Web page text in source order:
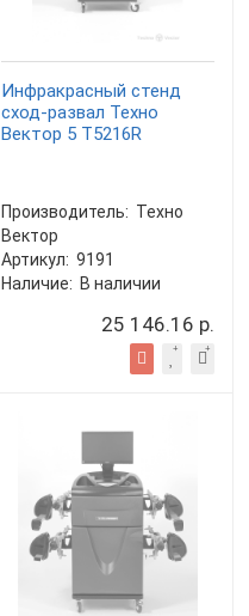
Инфракрасный стенд
сход-развал Техно
Вектор 5 T5216R
Производитель: Техно
Вектор
Артикул: 9191
Наличие: В наличии
25 146.16 р.